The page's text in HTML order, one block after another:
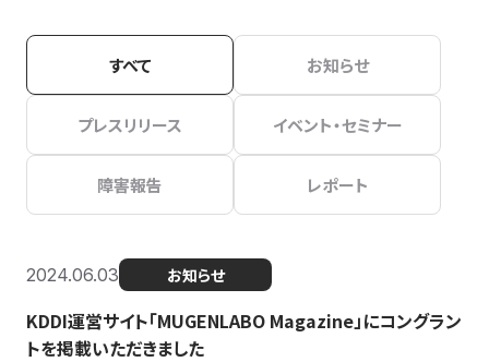
すべて お知らせ
プレスリリース イベント・セミナー
障害報告 レポート
2024.06.03 お知らせ
KDDI運営サイト「MUGENLABO Magazine」にコングラン
トを掲載いただきました